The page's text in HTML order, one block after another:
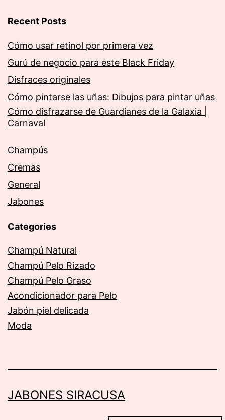
Recent Posts
Cómo usar retinol por primera vez
Gurú de negocio para este Black Friday
Disfraces originales
Cómo pintarse las uñas: Dibujos para pintar uñas
Cómo disfrazarse de Guardianes de la Galaxia |
Carnaval
Champús
Cremas
General
Jabones
Categories
Champú Natural
Champú Pelo Rizado
Champú Pelo Graso
Acondicionador para Pelo
Jabón piel delicada
Moda
JABONES SIRACUSA